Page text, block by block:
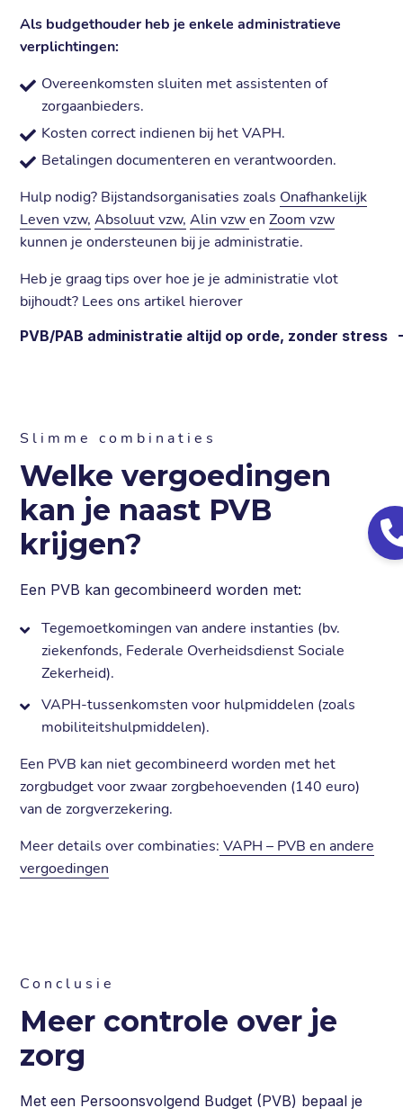
Als budgethouder heb je enkele administratieve
verplichtingen:
Overeenkomsten sluiten met assistenten of
zorgaanbieders.
Kosten correct indienen bij het VAPH.
Betalingen documenteren en verantwoorden.
Hulp nodig? Bijstandsorganisaties zoals Onafhankelijk
Leven vzw, Absoluut vzw, Alin vzwenZoom vzw
kunnen je ondersteunen bij je administratie.
Heb je graag tips over hoe je je administratie vlot
bijhoudt? Lees ons artikel hierover
PVB/PAB administratie altijd op orde, zonder stress
Slimme combinaties
Welke vergoedingen
kan je naast PVB
krijgen?
Een PVB kan gecombineerd worden met:
Tegemoetkomingen van andere instanties (bv.
ziekenfonds, Federale Overheidsdienst Sociale
Zekerheid).
VAPH-tussenkomsten voor hulpmiddelen (zoals
mobiliteitshulpmiddelen).
Een PVB kan niet gecombineerd worden met het
zorgbudget voor zwaar zorgbehoevenden (140 euro)
van de zorgverzekering.
Meer details over combinaties: VAPH – PVB en andere
vergoedingen
Conclusie
Meer controle over je
zorg
Met een Persoonsvolgend Budget (PVB) bepaal je